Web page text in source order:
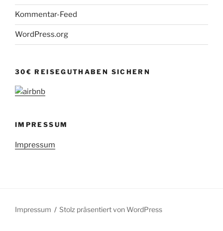
Kommentar-Feed
WordPress.org
30€ REISEGUTHABEN SICHERN
IMPRESSUM
Impressum
Impressum Stolz präsentiert von WordPress